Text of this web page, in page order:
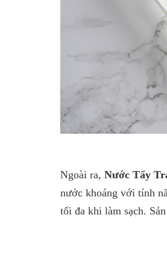
Ngoài ra, Nước Tẩy
nước khoáng với tính
tối đa khi làm sạch.